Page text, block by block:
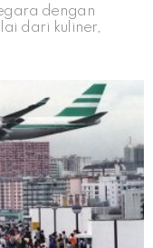
dengan
dari kuliner,